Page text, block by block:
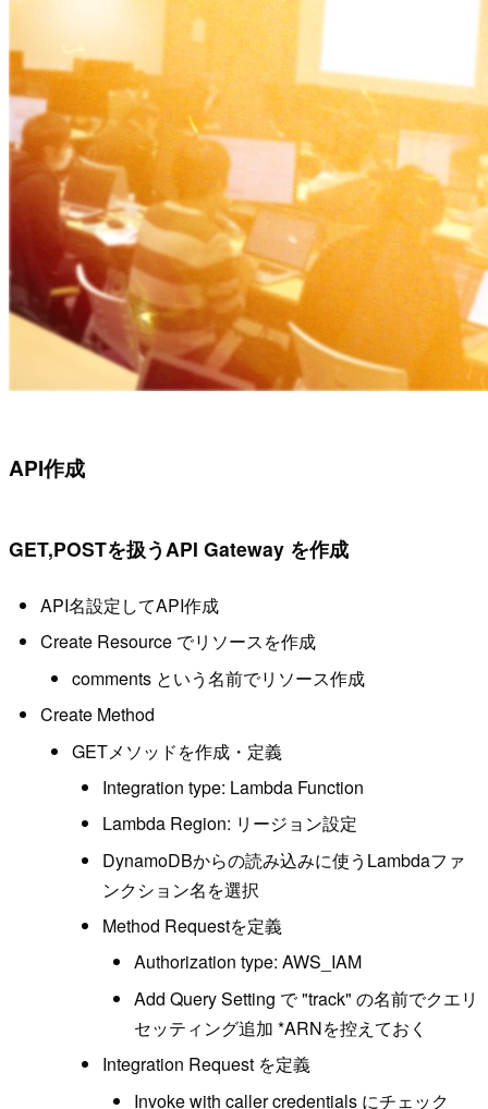
API作成
GET,POSTを扱うAPI Gateway を作成
API名設定してAPI作成
Create Resource でリソースを作成
comments という名前でリソース作成
Create Method
GETメソッドを作成・定義
Integration type: Lambda Function
Lambda Region: リージョン設定
DynamoDBからの読み込みに使うLambdaファ
ンクション名を選択
Method Requestを定義
Authorization type: AWS_IAM
Add Query Setting で "track" の名前でクエリ
セッティング追加 *ARNを控えておく
Integration Request を定義
Invoke with caller credentials にチェック